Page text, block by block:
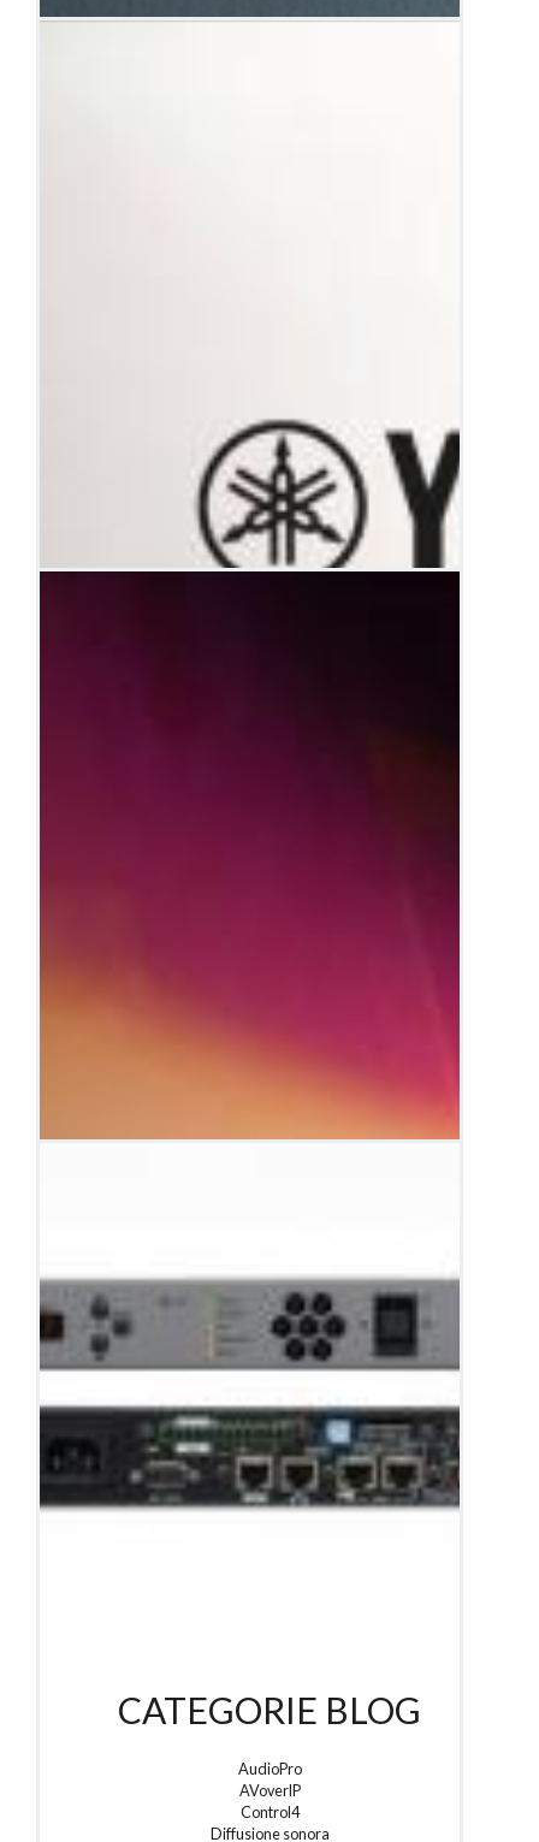
completa con audio, video e controllo integrati
AudioPro
Progettare un impianto audio
Un impianto audio professionale: come si progetta?
CATEGORIE BLOG
AudioPro
AVoverIP
Control4
Diffusione sonora